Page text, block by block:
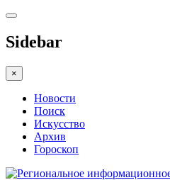
Sidebar
×
Новости
Поиск
Искусство
Архив
Гороскоп